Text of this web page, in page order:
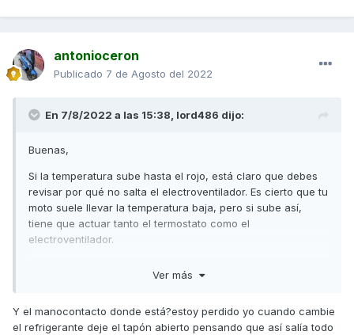
antonioceron
Publicado 7 de Agosto del 2022
En 7/8/2022 a las 15:38, lord486 dijo:
Buenas,
Si la temperatura sube hasta el rojo, está claro que debes
revisar por qué no salta el electroventilador. Es cierto que tu
moto suele llevar la temperatura baja, pero si sube así,
tiene que actuar tanto el termostato como el
electroventilador.
electroventilador, a mí me falló hará tres meses. Circular
Saludos,
Ver más
Y el manocontacto donde está?estoy perdido yo cuando cambie
el refrigerante deje el tapón abierto pensando que así salía todo